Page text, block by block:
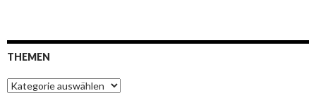
THEMEN
Themen